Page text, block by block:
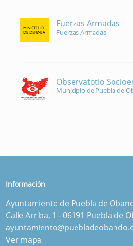
Fuerzas Armadas
Fuerzas Armadas
Observatotio
Municipio de Puebla de
Información
Ayuntamiento de Puebla de
Calle Arriba, 1 - 06191 Puebla de
Ver mapa